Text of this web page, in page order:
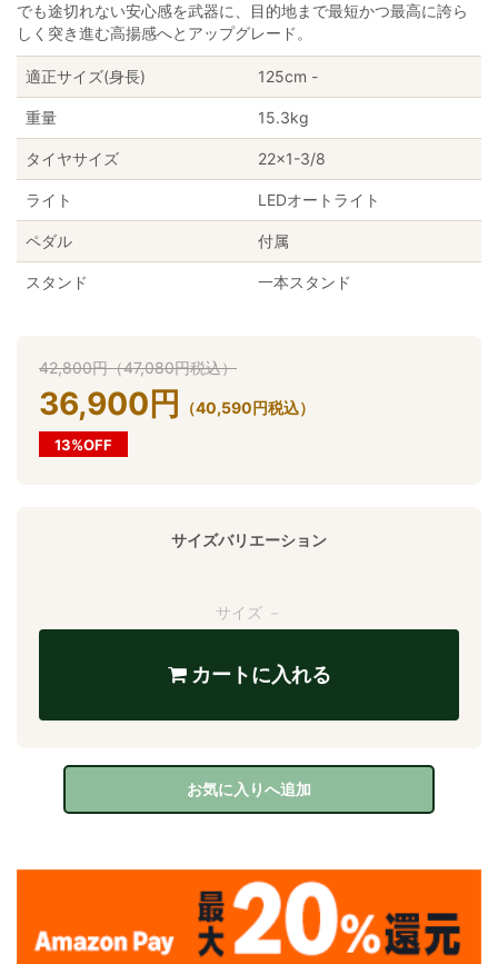
でも途切れない安心感を武器に、目的地まで最短かつ最高に誇ら
しく突き進む高揚感へとアップグレード。
適正サイズ(身長) 125cm -
重量 15.3kg
タイヤサイズ 22×1-3/8
ライト LEDオートライト
ペダル 付属
スタンド 一本スタンド
42,800円（47,080円税込）
36,900 円 （40,590円税込）
13%OFF
サイズバリエーション
サイズ －
カートに入れる
お気に入りへ追加